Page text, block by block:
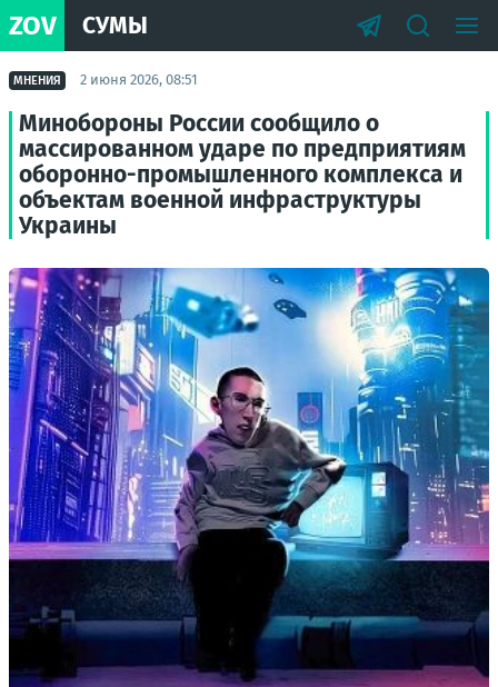
ZOV СУМЫ
МНЕНИЯ 2 июня 2026, 08:51
Минобороны России сообщило о
массированном ударе по предприятиям
оборонно-промышленного комплекса и
объектам военной инфраструктуры
Украины